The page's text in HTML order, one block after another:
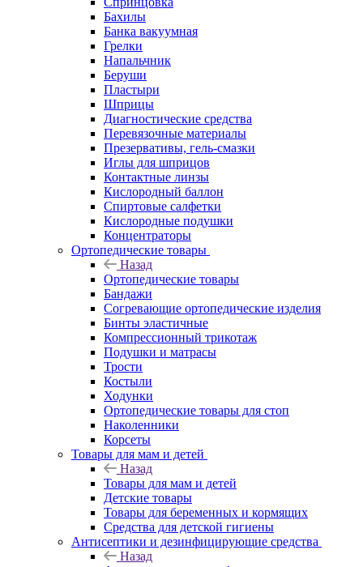
Бахилы
Банка вакуумная
Грелки
Напальчник
Беруши
Пластыри
Шприцы
Диагностические средства
Перевязочные материалы
Презервативы, гель-смазки
Иглы для шприцов
Контактные линзы
Кислородный баллон
Спиртовые салфетки
Кислородные подушки
Концентраторы
Ортопедические товары
Назад
Ортопедические товары
Бандажи
Согревающие ортопедические изделия
Бинты эластичные
Компрессионный трикотаж
Подушки и матрасы
Трости
Костыли
Ходунки
Ортопедические товары для стоп
Наколенники
Корсеты
Товары для мам и детей
Назад
Товары для мам и детей
Детские товары
Товары для беременных и кормящих
Средства для детской гигиены
Антисептики и дезинфицирующие средства
Назад